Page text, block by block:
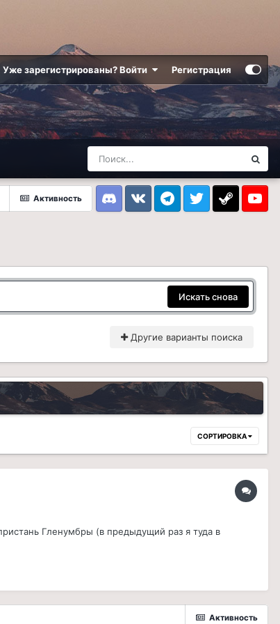
Уже зарегистрированы? Войти Регистрация
Активность
DiscordVK TelegramTwitter Steam
Искать снова
Другие варианты поиска
СОРТИРОВКА
Гленумбры (в предыдущий раз я туда в
Активность